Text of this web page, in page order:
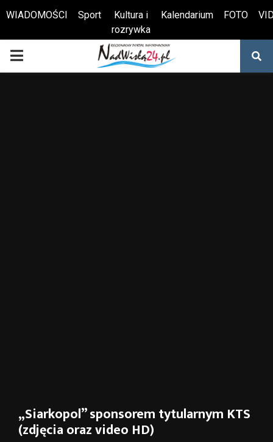
Otwórz pasek narzędzi
WIADOMOŚCI Sport
Kultura i
rozrywka
Kalendarium FOTO
PRIMARY
„Siarkopol” sponsorem tytularnym KTS
(zdjęcia oraz video HD)